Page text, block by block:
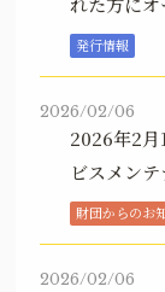
発行情報
2026/02/06
2026年2月
ビスメンテ
財団からのお
2026/02/06